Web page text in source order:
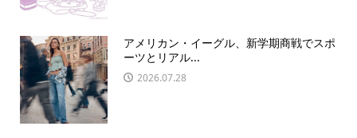
アメリカン・イーグル、新学期商戦でスポ
ーツとリアル...
2026.07.28